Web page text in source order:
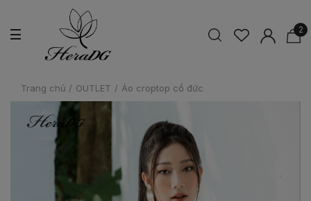
2
Trang chủ / OUTLET / Áo croptop cổ đức